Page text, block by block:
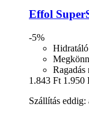
Effol
-5%
Hidratáló
1.843 Ft 1.950
Szállítás eddig: